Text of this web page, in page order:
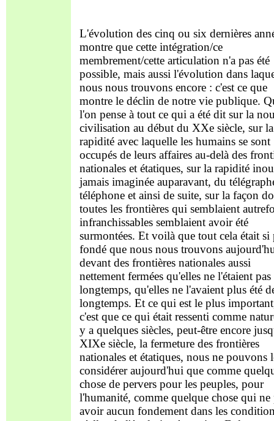
L'évolution des cinq ou six dernières
montre que cette intégration/ce
membrement/cette articulation n'a pas été
possible, mais aussi l'évolution dans
nous nous trouvons encore : c'est ce que
montre le déclin de notre vie publique.
l'on pense à tout ce qui a été dit sur la
civilisation au début du XXe siècle, sur la
rapidité avec laquelle les humains se sont
occupés de leurs affaires au-delà des
nationales et étatiques, sur la rapidité
jamais imaginée auparavant, du
téléphone et ainsi de suite, sur la façon
toutes les frontières qui semblaient
infranchissables semblaient avoir été
surmontées. Et voilà que tout cela était si
fondé que nous nous trouvons
devant des frontières nationales aussi
nettement fermées qu'elles ne l'étaient
longtemps, qu'elles ne l'avaient plus été
longtemps. Et ce qui est le plus
c'est que ce qui était ressenti comme
y a quelques siècles, peut-être encore
XIXe siècle, la fermeture des frontières
nationales et étatiques, nous ne pouvons
considérer aujourd'hui que comme
chose de pervers pour les peuples, pour
l'humanité, comme quelque chose qui ne
avoir aucun fondement dans les